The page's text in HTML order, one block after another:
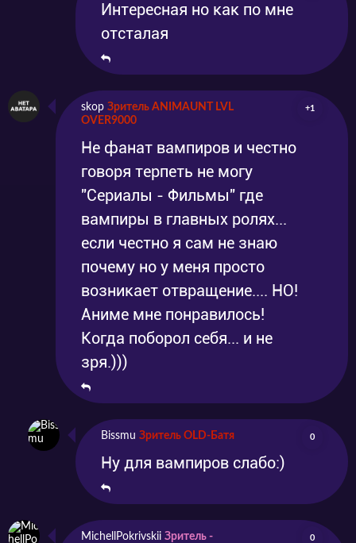
Интересная но как по мне
отсталая
skop Зритель ANIMAUNT LVL
OVER9000
+1
Не фанат вампиров и честно
говоря терпеть не могу
"Сериалы - Фильмы" где
вампиры в главных ролях...
если честно я сам не знаю
почему но у меня просто
возникает отвращение.... НО!
Аниме мне понравилось!
Когда поборол себя... и не
зря.)))
Bissmu Зритель OLD-Батя 0
Ну для вампиров слабо:)
MichellPokrivskii Зритель -
0